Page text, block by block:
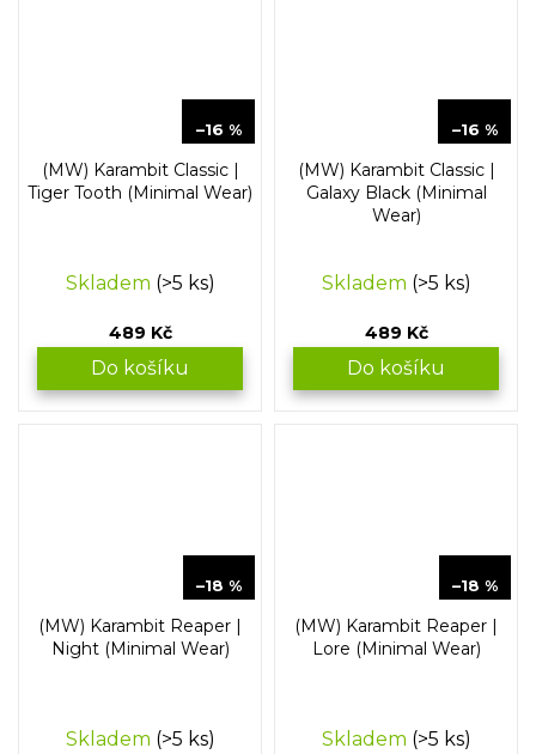
–16 %
(MW) Karambit Classic |
Tiger Tooth (Minimal Wear)
Skladem (>5 ks)
489 Kč
Do košíku
–16 %
(MW) Karambit Classic |
Galaxy Black (Minimal
Wear)
Skladem (>5 ks)
489 Kč
Do košíku
–18 %
(MW) Karambit Reaper |
Night (Minimal Wear)
Skladem (>5 ks)
–18 %
(MW) Karambit Reaper |
Lore (Minimal Wear)
Skladem (>5 ks)